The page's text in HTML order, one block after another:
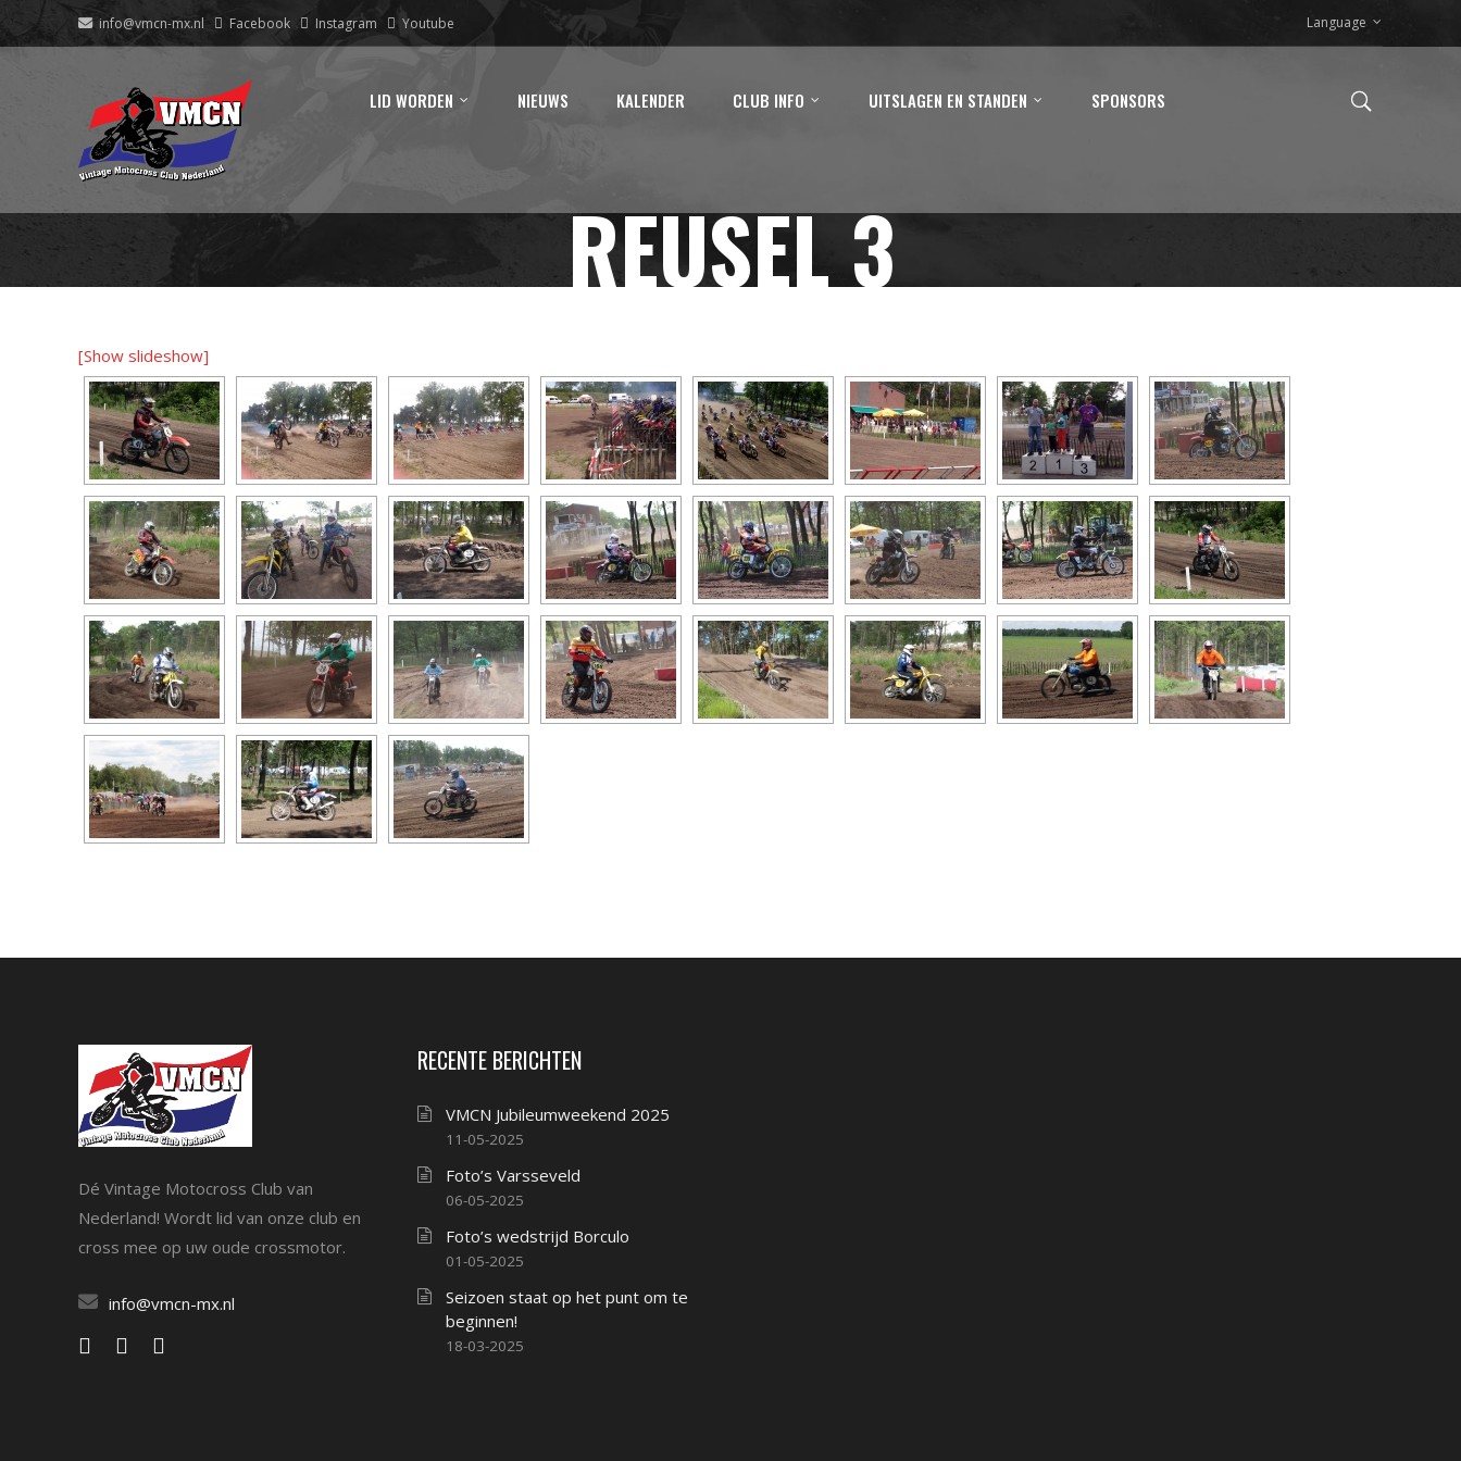
info@vmcn-mx.nl Facebook Instagram Youtube Language
LID WORDEN NIEUWS KALENDER CLUB INFO UITSLAGEN EN STANDEN SPONSORS
REUSEL 3
[Show slideshow]
Dé Vintage Motocross Club van
Nederland! Wordt lid van onze club en
cross mee op uw oude crossmotor.
info@vmcn-mx.nl
RECENTE BERICHTEN
VMCN Jubileumweekend 2025
11-05-2025
Foto’s Varsseveld
06-05-2025
Foto’s wedstrijd Borculo
01-05-2025
Seizoen staat op het punt om te
beginnen!
18-03-2025